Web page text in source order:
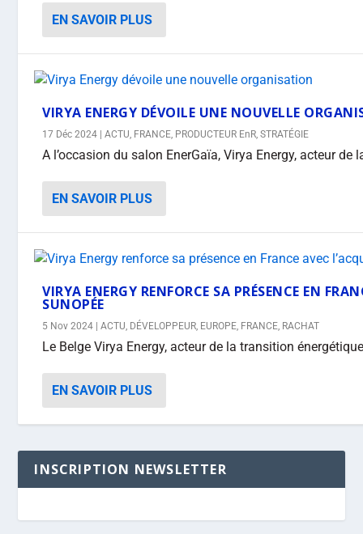
EN SAVOIR PLUS
VIRYA ENERGY DÉVOILE UNE NOUVELLE
17 Déc 2024 |ACTU, FRANCE, PRODUCTEUR EnR,STRATÉGIE
A l’occasion du salon EnerGaïa, Virya Energy, acteur
EN SAVOIR PLUS
VIRYA ENERGY RENFORCE SA PRÉSENCE EN
SUNOPÉE
5 Nov 2024 |ACTU, DÉVELOPPEUR, EUROPE, FRANCE, RACHAT
Le Belge Virya Energy, acteur de la transition
EN SAVOIR PLUS
INSCRIPTION NEWSLETTER